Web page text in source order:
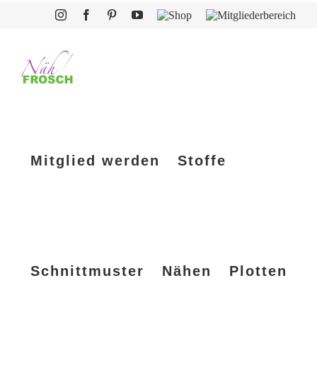
InstagramFacebookPinterestYouTube
Shop Mitgliederbereich
Mitglied werden Stoffe
Schnittmuster Nähen Plotten